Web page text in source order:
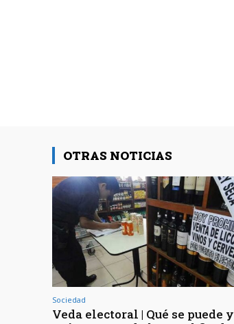
OTRAS NOTICIAS
Sociedad
Veda electoral | Qué se puede y